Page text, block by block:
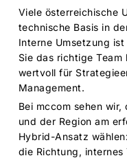
Viele österreichische
technische Basis in
Interne Umsetzung
Sie das richtige
wertvoll für
Management.
Bei mccom sehen
und der Region am
Hybrid-Ansatz
die Richtung,